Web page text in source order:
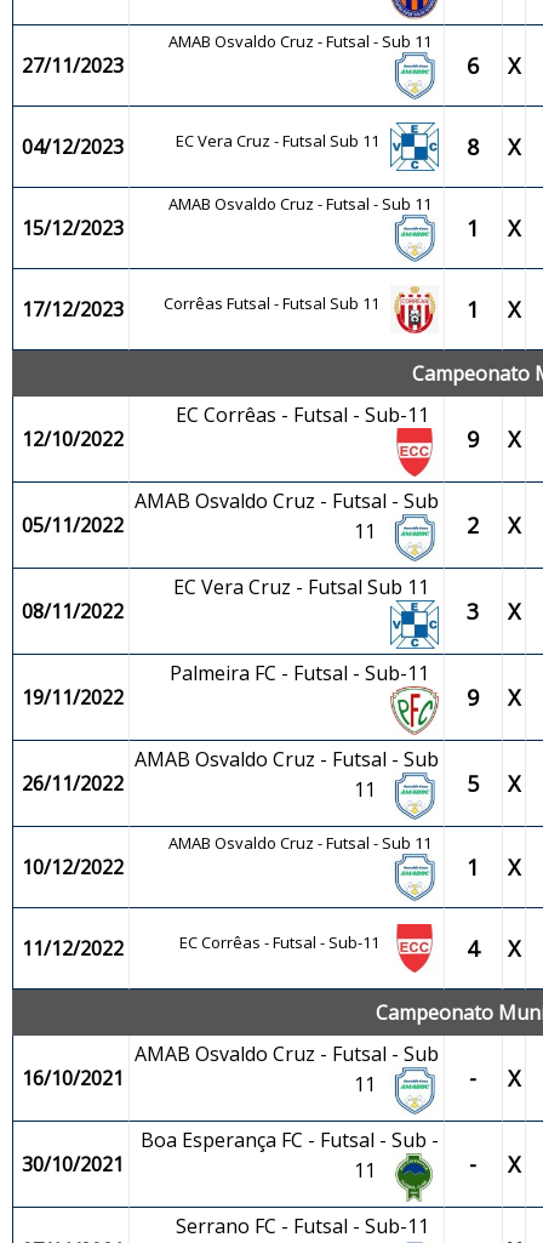
27/11/2023
AMAB Osvaldo Cruz - Futsal - Sub 11
6 X
04/12/2023 EC Vera Cruz - Futsal Sub 11 8 X
15/12/2023
AMAB Osvaldo Cruz - Futsal - Sub 11
1 X
17/12/2023 Corrêas Futsal - Futsal Sub 11 1 X
Campeonato
12/10/2022
EC Corrêas - Futsal - Sub-11
9 X
05/11/2022
AMAB Osvaldo Cruz - Futsal - Sub
11
2 X
08/11/2022
EC Vera Cruz - Futsal Sub 11
3 X
19/11/2022
Palmeira FC - Futsal - Sub-11
9 X
26/11/2022
AMAB Osvaldo Cruz - Futsal - Sub
11
5 X
10/12/2022
AMAB Osvaldo Cruz - Futsal - Sub 11
1 X
11/12/2022 EC Corrêas - Futsal - Sub-11 4 X
Campeonato
16/10/2021
AMAB Osvaldo Cruz - Futsal - Sub
11
- X
30/10/2021
Boa Esperança FC - Futsal - Sub -
11
- X
Serrano FC - Futsal - Sub-11